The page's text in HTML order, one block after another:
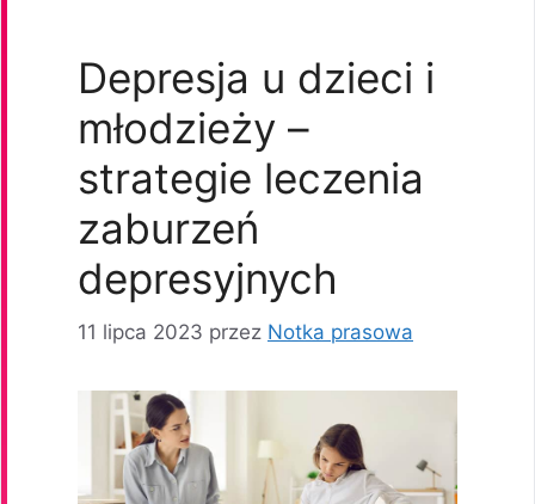
Depresja u dzieci i
młodzieży –
strategie leczenia
zaburzeń
depresyjnych
11 lipca 2023 przez Notka prasowa